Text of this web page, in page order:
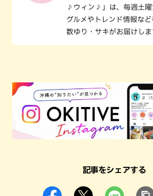
♪ウィン♪」は、毎週土曜
グルメやトレンド情報な
数ゆり・サキがお届けしま
記事をシェアする